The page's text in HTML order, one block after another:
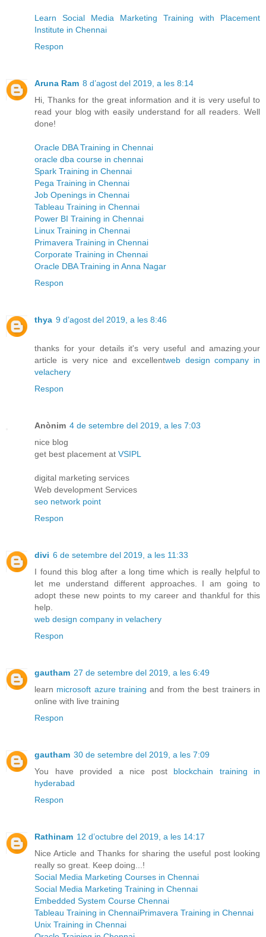
Learn Social Media Marketing Training with Placement
Institute in Chennai
Respon
Aruna Ram 8 d’agost del 2019, a les 8:14
Hi, Thanks for the great information and it is very useful to
read your blog with easily understand for all readers. Well
done!
Oracle DBA Training in Chennai
oracle dba course in chennai
Spark Training in Chennai
Pega Training in Chennai
Job Openings in Chennai
Tableau Training in Chennai
Power BI Training in Chennai
Linux Training in Chennai
Primavera Training in Chennai
Corporate Training in Chennai
Oracle DBA Training in Anna Nagar
Respon
thya 9 d’agost del 2019, a les 8:46
thanks for your details it's very useful and amazing.your
article is very nice and excellentweb design company in
velachery
Respon
Anònim 4 de setembre del 2019, a les 7:03
nice blog
get best placement at VSIPL
digital marketing services
Web development Services
seo network point
Respon
divi 6 de setembre del 2019, a les 11:33
I found this blog after a long time which is really helpful to
let me understand different approaches. I am going to
adopt these new points to my career and thankful for this
help.
web design company in velachery
Respon
gautham 27 de setembre del 2019, a les 6:49
learn microsoft azure training and from the best trainers in
online with live training
Respon
gautham 30 de setembre del 2019, a les 7:09
You have provided a nice post blockchain training in
hyderabad
Respon
Rathinam 12 d’octubre del 2019, a les 14:17
Nice Article and Thanks for sharing the useful post looking
really so great. Keep doing...!
Social Media Marketing Courses in Chennai
Social Media Marketing Training in Chennai
Embedded System Course Chennai
Tableau Training in ChennaiPrimavera Training in Chennai
Unix Training in Chennai